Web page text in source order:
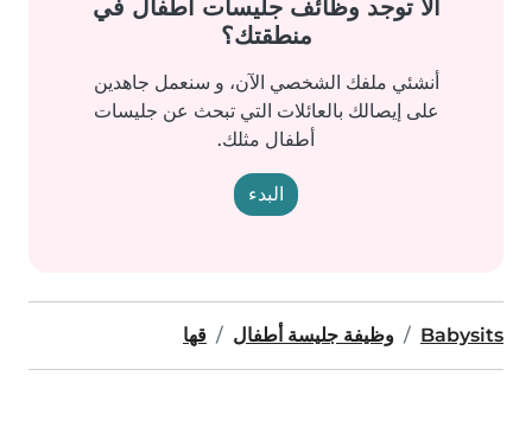
ألا توجد وظائف جليسات أطفال في
منطقتك؟
أنشئي ملفك الشخصي الآن، و سنعمل جاهدين
على إيصالك بالعائلات التي تبحث عن جليسات
أطفال مثلك.
البدء
Babysits وظيفة جليسة أطفال قها